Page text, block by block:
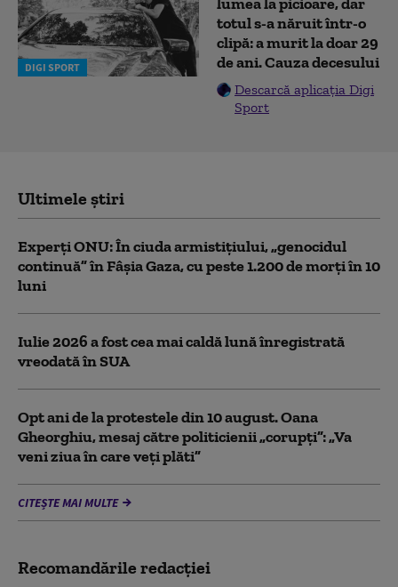
DIGI SPORT
totul s-a năruit într-o
clipă: a murit la doar 29
de ani. Cauza decesului
Descarcă aplicația Digi
Sport
Ultimele știri
Experţi ONU: În ciuda armistiţiului, „genocidul
continuă” în Fâşia Gaza, cu peste 1.200 de morţi în 10
luni
Iulie 2026 a fost cea mai caldă lună înregistrată
vreodată în SUA
Opt ani de la protestele din 10 august. Oana
Gheorghiu, mesaj către politicienii „corupți”: „Va
veni ziua în care veţi plăti”
CITEȘTE MAI MULTE
Recomandările redacţiei